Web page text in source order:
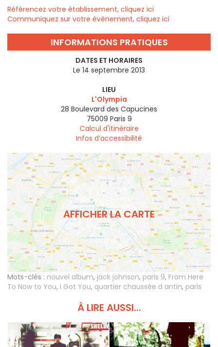
Référencez votre établissement, cliquez ici
Communiquez sur votre évènement, cliquez ici
INFORMATIONS PRATIQUES
DATES ET HORAIRES
Le 14 septembre 2013
LIEU
L'Olympia
28 Boulevard des Capucines
75009 Paris 9
Calcul d'itinéraire
Infos d’accessibilité
AFFICHER LA CARTE
Mots-clés : nouvel album, jack johnson, paris 9, From Here
To Now to You, I Got You, quartier chaussée d antin, paris
À LIRE AUSSI...